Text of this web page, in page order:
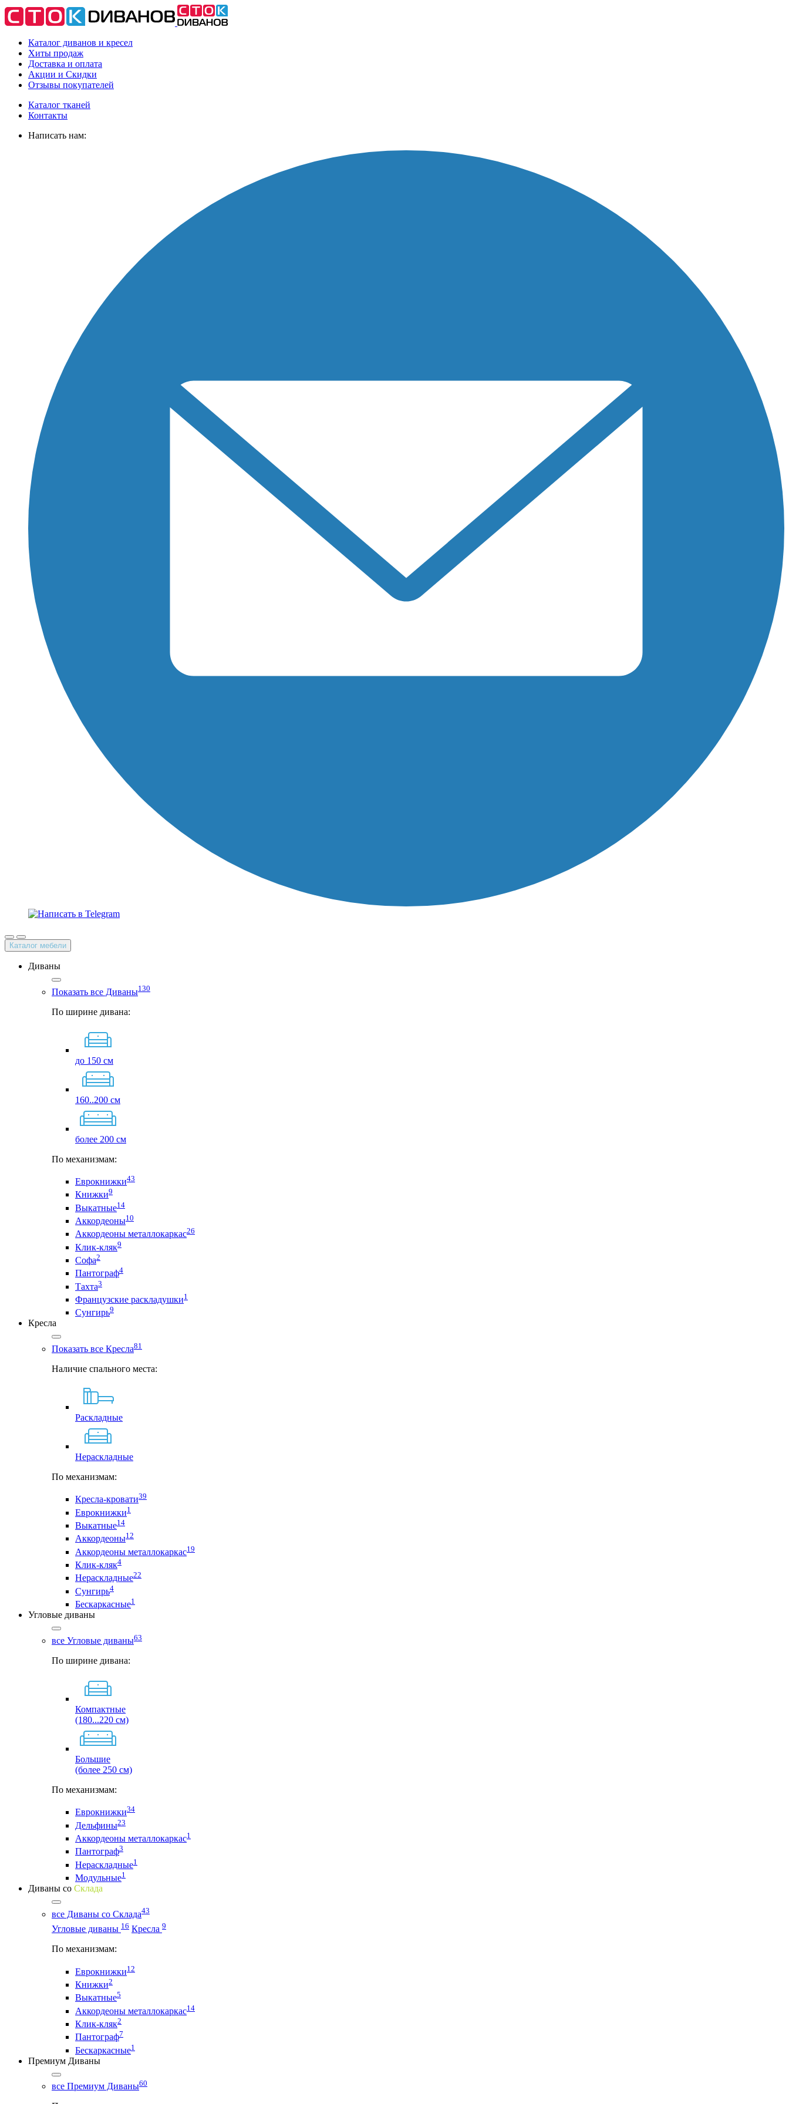
Каталог диванов и кресел
Хиты продаж
Доставка и оплата
Акции и Скидки
Отзывы покупателей
Каталог тканей
Контакты
Написать нам:
Каталог мебели
Диваны
Показать все Диваны130
По ширине дивана:
до 150 см
160..200 см
более 200 см
По механизмам:
Еврокнижки43
Книжки9
Выкатные14
Аккордеоны10
Аккордеоны металлокаркас26
Клик-кляк9
Софа2
Пантограф4
Тахта3
Французские раскладушки1
Сунгирь9
Кресла
Показать все Кресла81
Наличие спального места:
Раскладные
Нераскладные
По механизмам:
Кресла-кровати39
Еврокнижки1
Выкатные14
Аккордеоны12
Аккордеоны металлокаркас19
Клик-кляк4
Нераскладные22
Сунгирь4
Бескаркасные1
Угловые диваны
все Угловые диваны63
По ширине дивана:
Компактные
(180...220 см)
Большие
(более 250 см)
По механизмам:
Еврокнижки34
Дельфины23
Аккордеоны металлокаркас1
Пантограф3
Нераскладные1
Модульные1
Диваны со Склада
все Диваны со Склада43
Угловые диваны 16 Кресла 9
По механизмам:
Еврокнижки12
Книжки2
Выкатные5
Аккордеоны металлокаркас14
Клик-кляк2
Пантограф7
Бескаркасные1
Премиум Диваны
все Премиум Диваны60